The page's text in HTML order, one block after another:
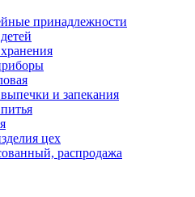
принадлежности
и запекания
цех
распродажа